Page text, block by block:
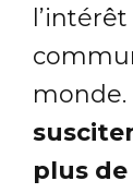
monde.
plus